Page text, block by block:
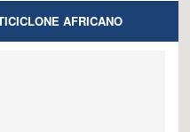
AFRICANO